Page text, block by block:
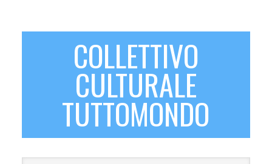
COLLETTIVO
CULTURALE
TUTTOMONDO